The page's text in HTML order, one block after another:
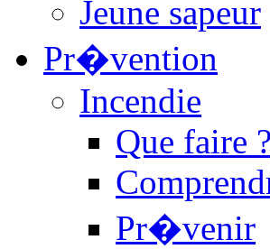
Jeune sapeur
Pr�vention
Incendie
Que faire ?
Pr�venir